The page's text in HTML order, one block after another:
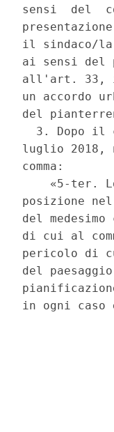
sensi  del
il sindaco/
ai sensi del
all'art. 33, il
un accordo
del
3. Dopo il
luglio 2018,
comma:
«5-ter.
posizione
del
di cui al
pericolo di
del